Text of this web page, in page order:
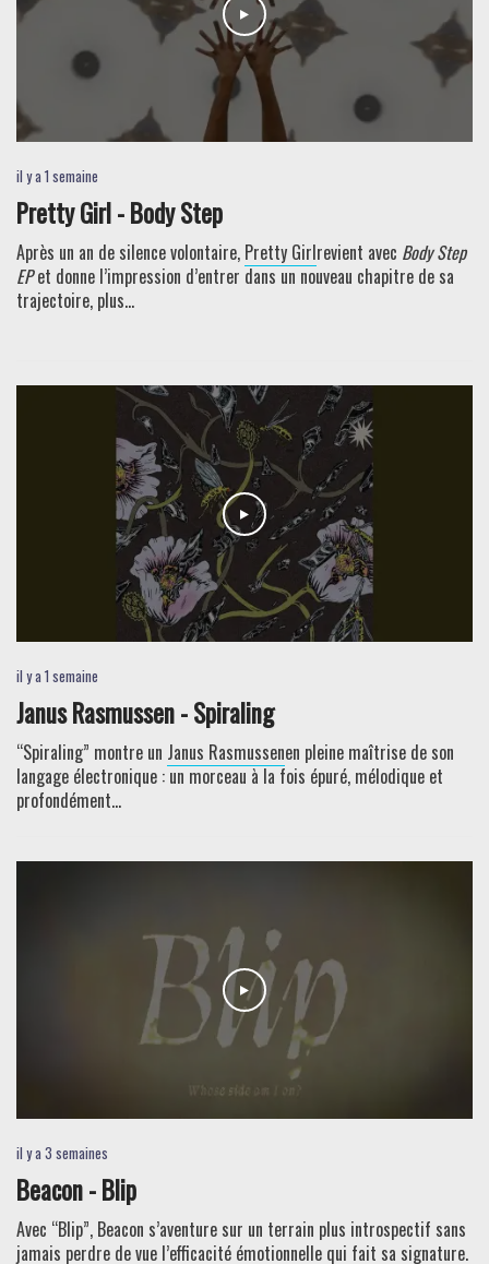
il y a 1 semaine
Pretty Girl - Body Step
Après un an de silence volontaire, Pretty Girlrevient avec Body Step
EPet donne l’impression d’entrer dans un nouveau chapitre de sa
trajectoire, plus...
il y a 1 semaine
Janus Rasmussen - Spiraling
“Spiraling” montre un Janus Rasmussenen pleine maîtrise de son
langage électronique : un morceau à la fois épuré, mélodique et
profondément...
il y a 3 semaines
Beacon - Blip
Avec “Blip”, Beacon s’aventure sur un terrain plus introspectif sans
jamais perdre de vue l’efficacité émotionnelle qui fait sa signature.